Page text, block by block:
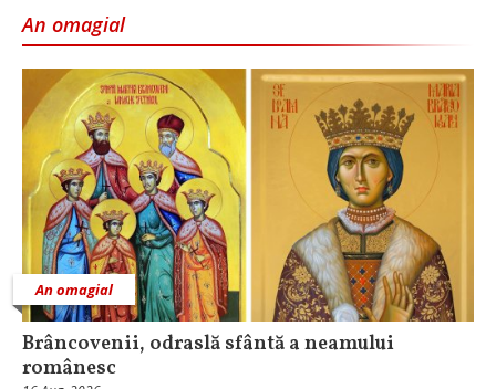
An omagial
An omagial
Brâncovenii, odraslă sfântă a neamului
românesc